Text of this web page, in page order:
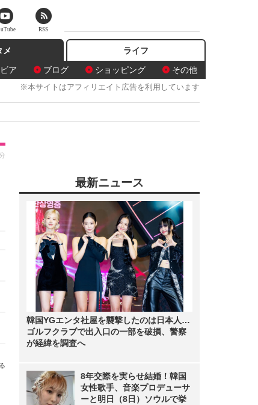
メ
ア ブログ ショッピング その他
ライフ
※本サイトはアフィリエイト広告を利用しています
最新ニュース
韓国YGエンタ社屋を襲撃したのは日本人…
ゴルフクラブで出入口の一部を破損、警察
が経緯を調査へ
8年交際を実らせ結婚！韓国
女性歌手、音楽プロデューサ
ーと明日（8日）ソウルで挙
RSS